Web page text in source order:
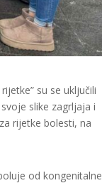
su se uključili
slike zagrljaja i
rijetke bolesti, na
od kongenitalne